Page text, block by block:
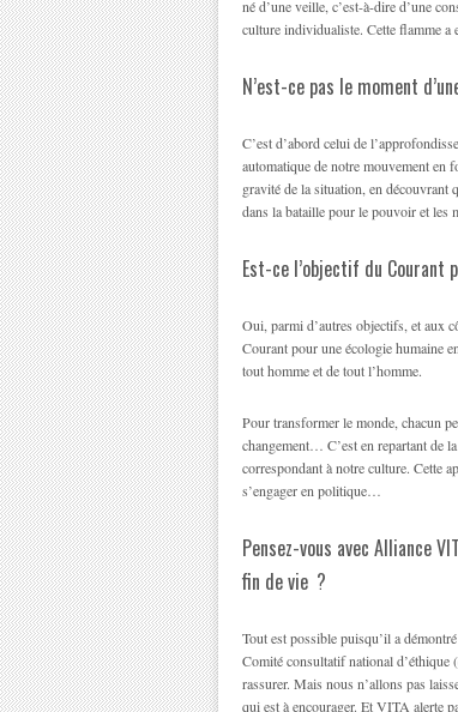
né d’une veille, c’est-à-dire d’une
culture individualiste. Cette flamme a
N’est-ce pas le moment
C’est d’abord celui de
automatique de notre mouvement en
gravité de la situation, en découvrant
dans la bataille pour le pouvoir et les
Est-ce l’objectif du Courant
Oui, parmi d’autres objectifs, et aux
Courant pour une écologie humaine
tout homme et de tout l’homme.
Pour transformer le monde, chacun
changement… C’est en repartant de
correspondant à notre culture. Cette
s’engager en politique…
Pensez-vous avec Alliance
fin de vie ?
Tout est possible puisqu’il a
Comité consultatif national d’éthique
rassurer. Mais nous n’allons pas
qui est à encourager. Et VITA alerte